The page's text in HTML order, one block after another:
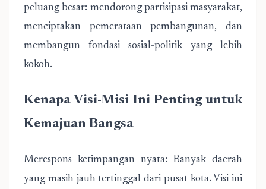
peluang besar: mendorong partisipasi masyarakat,
menciptakan pemerataan pembangunan, dan
membangun fondasi sosial-politik yang lebih
kokoh.
Kenapa Visi-Misi Ini Penting untuk
Kemajuan Bangsa
Merespons ketimpangan nyata: Banyak daerah
yang masih jauh tertinggal dari pusat kota. Visi ini